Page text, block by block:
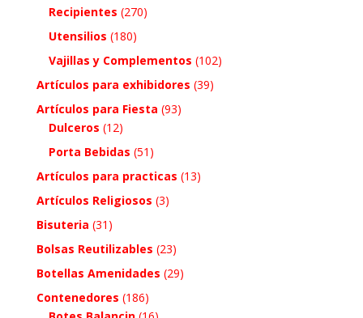
Recipientes (270)
Utensilios (180)
Vajillas y Complementos (102)
Artículos para exhibidores (39)
Artículos para Fiesta (93)
Dulceros (12)
Porta Bebidas (51)
Artículos para practicas (13)
Artículos Religiosos (3)
Bisuteria (31)
Bolsas Reutilizables (23)
Botellas Amenidades (29)
Contenedores (186)